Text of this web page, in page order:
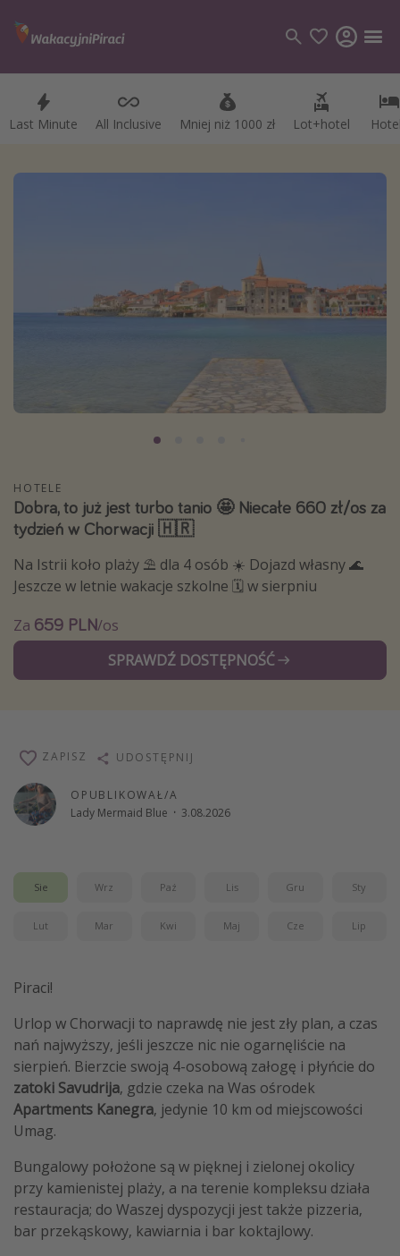
Last Minute All Inclusive Mniej niż 1000 zł Lot+hotel
Kategorie
Polska
Malediwy
Azja Południowo-Wschodnia
Tajlandia
Wszystkie kierunki
Rodzaj wyjazdu
Wakacje Last Minute
Wakacje z dziećmi
Noclegi z prywatnym jacuzzi w pokoju/na tarasie
Weekend dla dwojga
Hotele SPA i wellness
Wszystkie
Więcej tematów
Newsy, ciekawostki, porady podróżnicze
Najlepsze aplikacje podróżnicze
Kalendarz podróży
HOTELE
Dobra, to już jest turbo tanio 🤩 Niecałe 660 zł/os za
tydzień w Chorwacji 🇭🇷
Na Istrii koło plaży ⛱ dla 4 osób ☀️ Dojazd własny 🌊
Jeszcze w letnie wakacje szkolne 🗓️ w sierpniu
Za 659 PLN/os
SPRAWDŹ DOSTĘPNOŚĆ
OPUBLIKOWAŁ/A
Lady Mermaid Blue · 3.08.2026
ZAPISZ UDOSTĘPNIJ
Sie Wrz Paź Lis Gru Sty
Lut Mar Kwi Maj Cze Lip
Piraci!
Urlop w Chorwacji to naprawdę nie jest zły plan, a czas
nań najwyższy, jeśli jeszcze nic nie ogarnęliście na
sierpień. Bierzcie swoją 4-osobową załogę i płyńcie do
zatoki Savudrija, gdzie czeka na Was ośrodek
Apartments Kanegra, jedynie 10 km od miejscowości
Umag.
Bungalowy położone są w pięknej i zielonej okolicy
przy kamienistej plaży, a na terenie kompleksu działa
restauracja; do Waszej dyspozycji jest także pizzeria,
bar przekąskowy, kawiarnia i bar koktajlowy.